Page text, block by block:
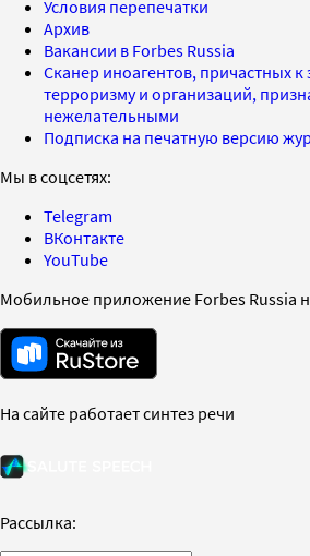
Условия перепечатки
Архив
Вакансии в Forbes Russia
Сканер иноагентов, причастных к
терроризму и организаций,
нежелательными
Подписка на печатную версию
Мы в соцсетях:
Telegram
ВКонтакте
YouTube
Мобильное приложение Forbes Russia
На сайте работает синтез речи
Рассылка: